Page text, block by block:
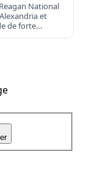
National
et
de forte